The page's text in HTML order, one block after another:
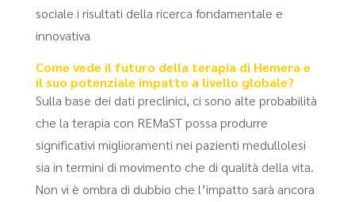
sociale i risultati della ricerca fondamentale e
innovativa
Come vede il futuro della terapia di Hemera e
il suo potenziale impatto a livello globale?
Sulla base dei dati preclinici, ci sono alte probabilità
che la terapia con REMaST possa produrre
significativi miglioramenti nei pazienti medullolesi
sia in termini di movimento che di qualità della vita.
Non vi è ombra di dubbio che l’impatto sarà ancora